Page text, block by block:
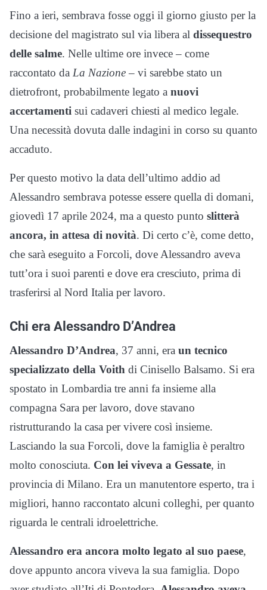
Fino a ieri, sembrava fosse oggi il giorno giusto per la
decisione del magistrato sul via libera al dissequestro
delle salme. Nelle ultime ore invece – come
raccontato da La Nazione– vi sarebbe stato un
dietrofront, probabilmente legato a nuovi
accertamenti sui cadaveri chiesti al medico legale.
Una necessità dovuta dalle indagini in corso su quanto
accaduto.
Per questo motivo la data dell’ultimo addio ad
Alessandro sembrava potesse essere quella di domani,
giovedì 17 aprile 2024, ma a questo punto slitterà
ancora, in attesa di novità. Di certo c’è, come detto,
che sarà eseguito a Forcoli, dove Alessandro aveva
tutt’ora i suoi parenti e dove era cresciuto, prima di
trasferirsi al Nord Italia per lavoro.
Chi era Alessandro D’Andrea
Alessandro D’Andrea, 37 anni, era un tecnico
specializzato della Voith di Cinisello Balsamo. Si era
spostato in Lombardia tre anni fa insieme alla
compagna Sara per lavoro, dove stavano
ristrutturando la casa per vivere così insieme.
Lasciando la sua Forcoli, dove la famiglia è peraltro
molto conosciuta. Con lei viveva a Gessate, in
provincia di Milano. Era un manutentore esperto, tra i
migliori, hanno raccontato alcuni colleghi, per quanto
riguarda le centrali idroelettriche.
Alessandro era ancora molto legato al suo paese,
dove appunto ancora viveva la sua famiglia. Dopo